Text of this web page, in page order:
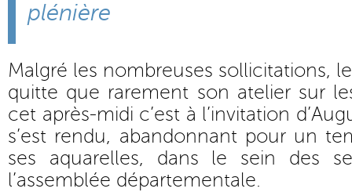
plénière
Malgré les nombreuses sollicitations,
quitte que rarement son atelier sur
cet après-midi c’est à l’invitation
s’est rendu, abandonnant pour un
ses aquarelles, dans le sein des
l’assemblée départementale.